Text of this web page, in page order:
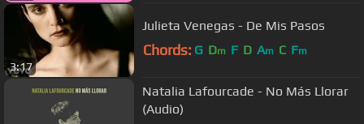
3:17
Julieta Venegas - De Mis Pasos
Chords: G Dm F D Am C Fm
Natalia Lafourcade - No Más Llorar
(Audio)